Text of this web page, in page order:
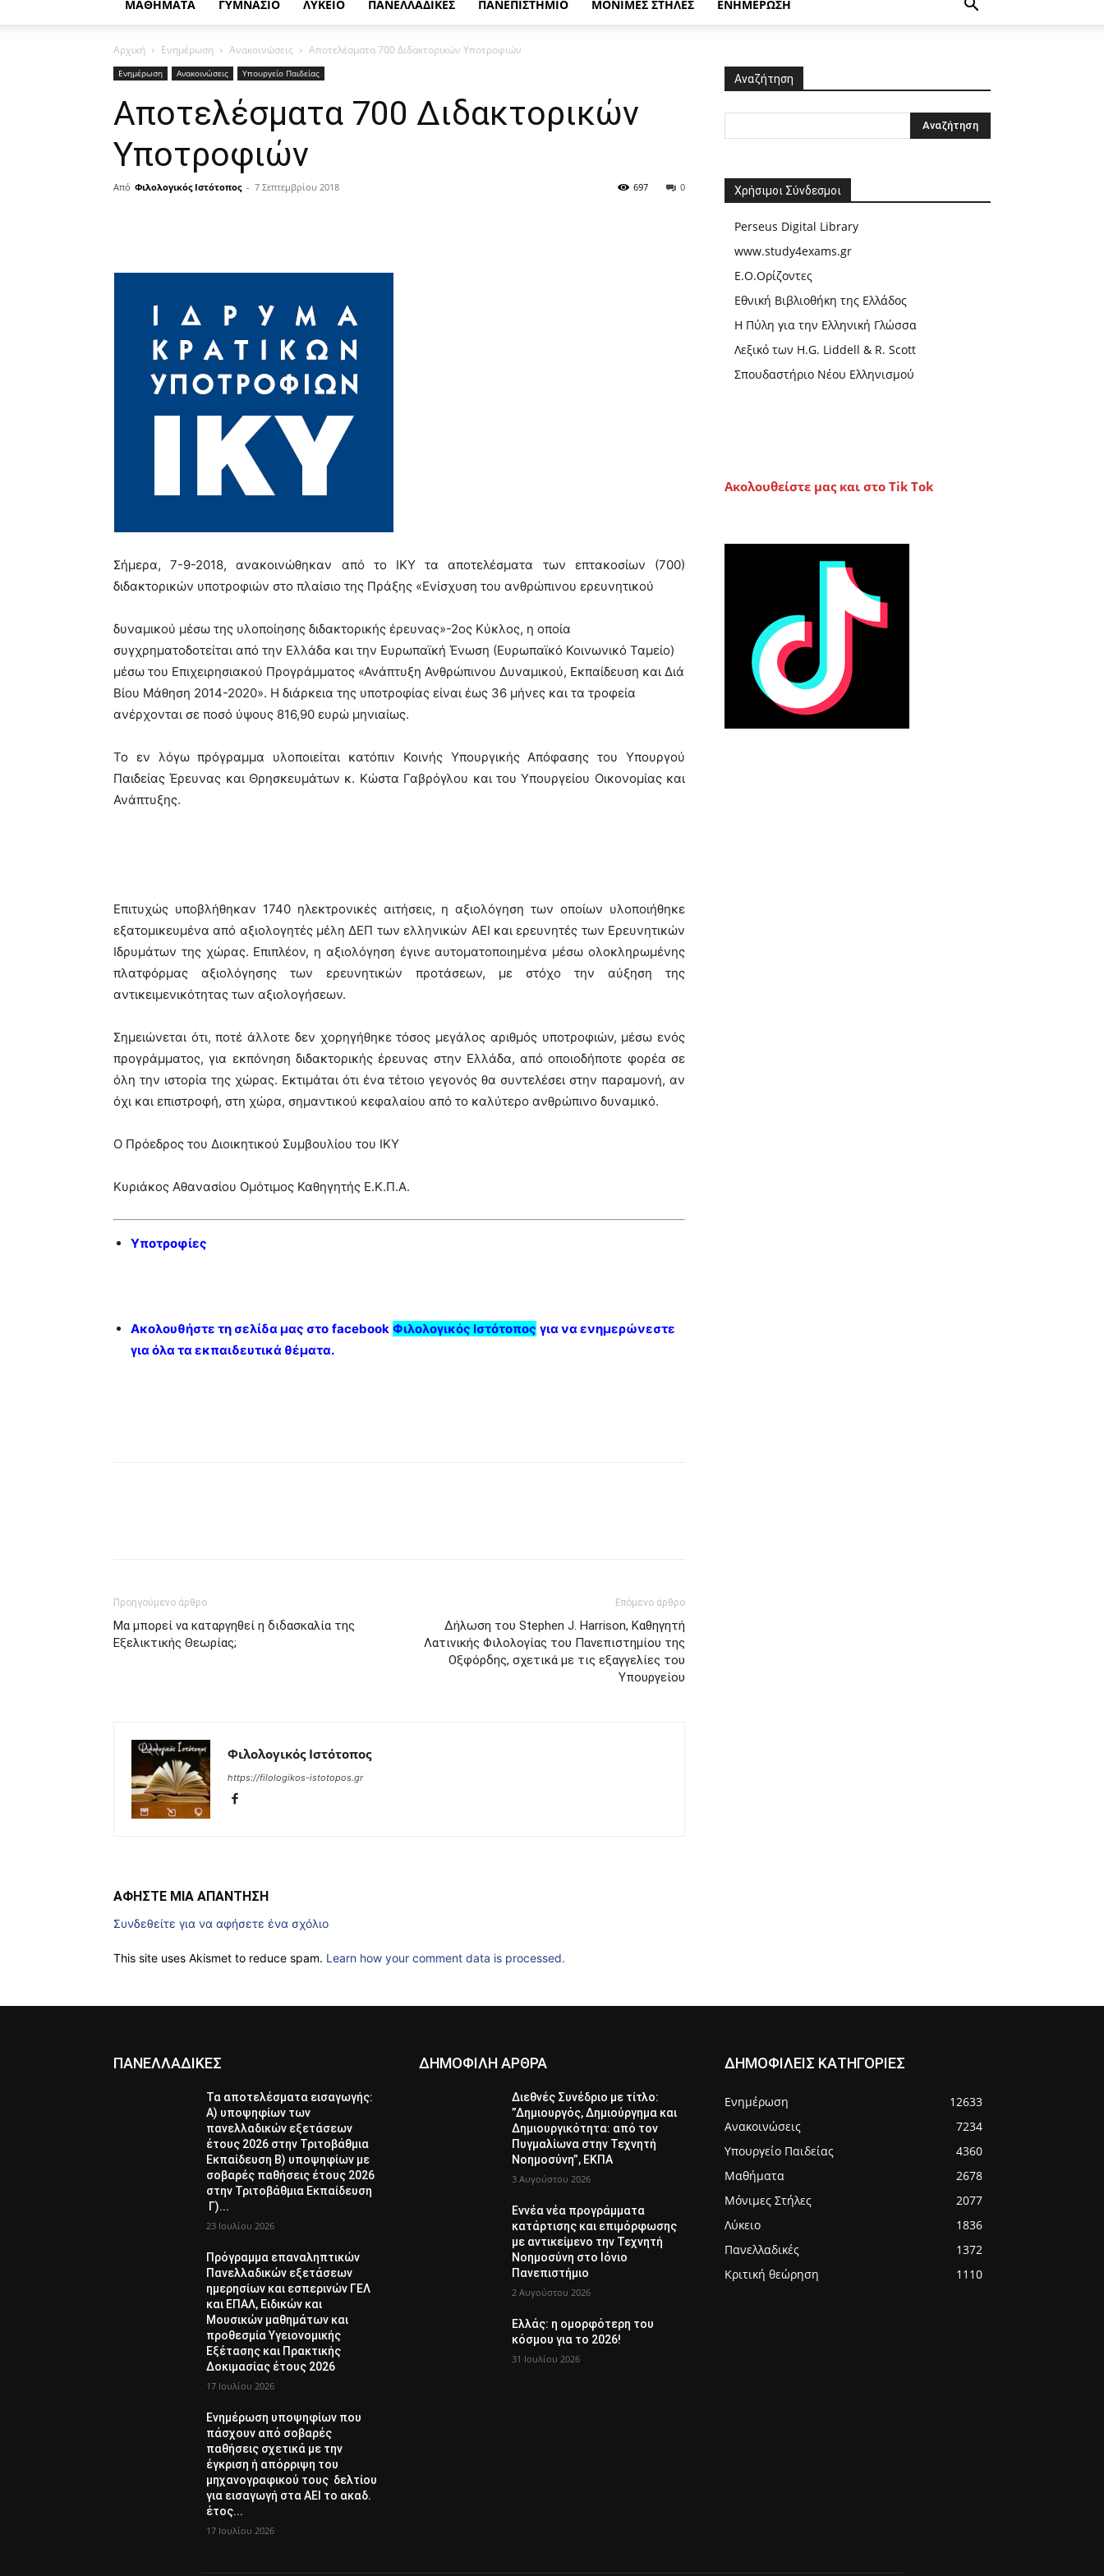
ΜΑΘΗΜΑΤΑ ΓΥΜΝΑΣΙΟ ΛΥΚΕΙΟ ΠΑΝΕΛΛΑΔΙΚΕΣ ΠΑΝΕΠΙΣΤΗΜΙΟ ΜΟΝΙΜΕΣ ΣΤΗΛΕΣ ΕΝΗΜΕΡΩΣΗ
Αρχική Ενημέρωση Ανακοινώσεις Αποτελέσματα 700 Διδακτορικών Υποτροφιών
Ενημέρωση Ανακοινώσεις Υπουργείο Παιδείας
Αποτελέσματα 700 Διδακτορικών
Υποτροφιών
Από Φιλολογικός Ιστότοπος - 7 Σεπτεμβρίου 2018 0
697
Σήμερα, 7-9-2018, ανακοινώθηκαν από το ΙΚΥ τα αποτελέσματα των επτακοσίων (700)
διδακτορικών υποτροφιών στο πλαίσιο της Πράξης «Ενίσχυση του ανθρώπινου ερευνητικού
δυναμικού μέσω της υλοποίησης διδακτορικής έρευνας»-2ος Κύκλος, η οποία
συγχρηματοδοτείται από την Ελλάδα και την Ευρωπαϊκή Ένωση (Ευρωπαϊκό Κοινωνικό Ταμείο)
μέσω του Επιχειρησιακού Προγράμματος «Ανάπτυξη Ανθρώπινου Δυναμικού, Εκπαίδευση και Διά
Βίου Μάθηση 2014-2020». Η διάρκεια της υποτροφίας είναι έως 36 μήνες και τα τροφεία
ανέρχονται σε ποσό ύψους 816,90 ευρώ μηνιαίως.
Το εν λόγω πρόγραμμα υλοποιείται κατόπιν Κοινής Υπουργικής Απόφασης του Υπουργού
Παιδείας Έρευνας και Θρησκευμάτων κ. Κώστα Γαβρόγλου και του Υπουργείου Οικονομίας και
Ανάπτυξης.
Επιτυχώς υποβλήθηκαν 1740 ηλεκτρονικές αιτήσεις, η αξιολόγηση των οποίων υλοποιήθηκε
εξατομικευμένα από αξιολογητές μέλη ΔΕΠ των ελληνικών ΑΕΙ και ερευνητές των Ερευνητικών
Ιδρυμάτων της χώρας. Επιπλέον, η αξιολόγηση έγινε αυτοματοποιημένα μέσω ολοκληρωμένης
πλατφόρμας αξιολόγησης των ερευνητικών προτάσεων, με στόχο την αύξηση της
αντικειμενικότητας των αξιολογήσεων.
Σημειώνεται ότι, ποτέ άλλοτε δεν χορηγήθηκε τόσος μεγάλος αριθμός υποτροφιών, μέσω ενός
προγράμματος, για εκπόνηση διδακτορικής έρευνας στην Ελλάδα, από οποιοδήποτε φορέα σε
όλη την ιστορία της χώρας. Εκτιμάται ότι ένα τέτοιο γεγονός θα συντελέσει στην παραμονή, αν
όχι και επιστροφή, στη χώρα, σημαντικού κεφαλαίου από το καλύτερο ανθρώπινο δυναμικό.
Ο Πρόεδρος του Διοικητικού Συμβουλίου του ΙΚΥ
Κυριάκος Αθανασίου Ομότιμος Καθηγητής Ε.Κ.Π.Α.
Υποτροφίες
Ακολουθήστε τη σελίδα μας στο facebook Φιλολογικός Ιστότοπος για να ενημερώνεστε
για όλα τα εκπαιδευτικά θέματα.
Προηγούμενο άρθρο
Μα μπορεί να καταργηθεί η διδασκαλία της
Εξελικτικής Θεωρίας;
Επόμενο άρθρο
Δήλωση του Stephen J. Harrison, Καθηγητή
Λατινικής Φιλολογίας του Πανεπιστημίου της
Οξφόρδης, σχετικά με τις εξαγγελίες του
Υπουργείου
Φιλολογικός Ιστότοπος
https://filologikos-istotopos.gr
ΑΦΗΣΤΕ ΜΙΑ ΑΠΑΝΤΗΣΗ
Συνδεθείτε για να αφήσετε ένα σχόλιο
This site uses Akismet to reduce spam. Learn how your comment data is processed.
Αναζήτηση
Χρήσιμοι Σύνδεσμοι
Perseus Digital Library
www.study4exams.gr
Ε.Ο.Ορίζοντες
Εθνική Βιβλιοθήκη της Ελλάδος
Η Πύλη για την Ελληνική Γλώσσα
Λεξικό των H.G. Liddell & R. Scott
Σπουδαστήριο Νέου Ελληνισμού
Ακολουθείστε μας και στο Tik Tok
ΠΑΝΕΛΛΑΔΙΚΕΣ
Τα αποτελέσματα εισαγωγής:
Α) υποψηφίων των
πανελλαδικών εξετάσεων
έτους 2026 στην Τριτοβάθμια
Εκπαίδευση Β) υποψηφίων με
σοβαρές παθήσεις έτους 2026
στην Τριτοβάθμια Εκπαίδευση
Γ)...
23 Ιουλίου 2026
Πρόγραμμα επαναληπτικών
Πανελλαδικών εξετάσεων
ημερησίων και εσπερινών ΓΕΛ
και ΕΠΑΛ, Ειδικών και
Μουσικών μαθημάτων και
προθεσμία Υγειονομικής
Εξέτασης και Πρακτικής
Δοκιμασίας έτους 2026
17 Ιουλίου 2026
Ενημέρωση υποψηφίων που
πάσχουν από σοβαρές
παθήσεις σχετικά με την
έγκριση ή απόρριψη του
μηχανογραφικού τους δελτίου
για εισαγωγή στα ΑΕΙ το ακαδ.
έτος...
17 Ιουλίου 2026
ΔΗΜΟΦΙΛΗ ΑΡΘΡΑ
Διεθνές Συνέδριο με τίτλο:
”Δημιουργός, Δημιούργημα και
Δημιουργικότητα: από τον
Πυγμαλίωνα στην Τεχνητή
Νοημοσύνη”, ΕΚΠΑ
3 Αυγούστου 2026
Εννέα νέα προγράμματα
κατάρτισης και επιμόρφωσης
με αντικείμενο την Τεχνητή
Νοημοσύνη στο Ιόνιο
Πανεπιστήμιο
2 Αυγούστου 2026
Ελλάς: η ομορφότερη του
κόσμου για το 2026!
31 Ιουλίου 2026
ΔΗΜΟΦΙΛΕΙΣ ΚΑΤΗΓΟΡΙΕΣ
Ενημέρωση
12633
Ανακοινώσεις
7234
Υπουργείο Παιδείας
4360
Μαθήματα
2678
Μόνιμες Στήλες
2077
Λύκειο
1836
Πανελλαδικές
1372
Κριτική θεώρηση
1110